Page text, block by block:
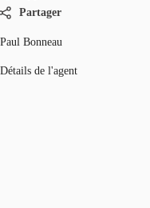
Partager
Paul Bonneau
Détails de l'agent